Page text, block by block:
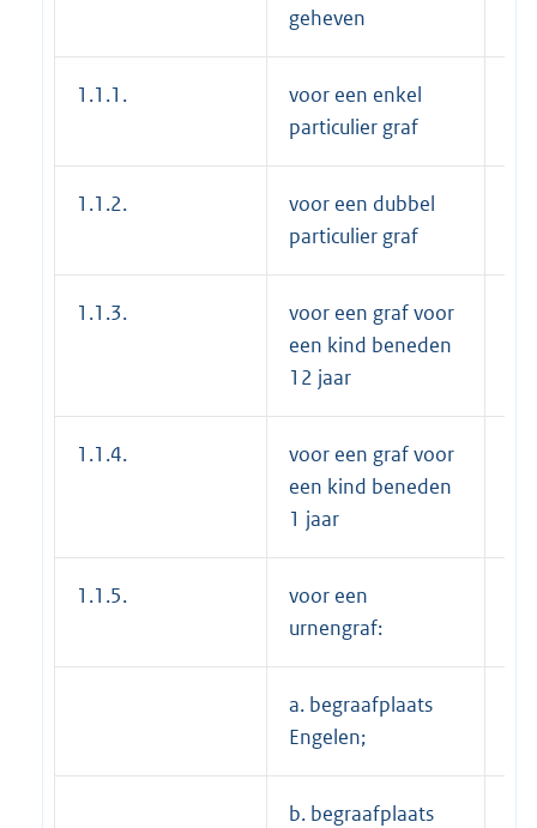
geheven
1.1.1.
voor een enkel
particulier graf
1.1.2.
voor een dubbel
particulier graf
1.1.3.
voor een graf voor
een kind beneden
12 jaar
1.1.4.
voor een graf voor
een kind beneden
1 jaar
1.1.5.
voor een
urnengraf:
a. begraafplaats
Engelen;
b. begraafplaats